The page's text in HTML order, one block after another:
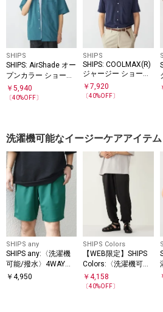
SHIPS
SHIPS: AirShade オー
プンカラー ショート
スリーブ シャツ
￥ 5,940
〔40%OFF〕
SHIPS
SHIPS: COOLMAX(R)
ジャージー ショート
スリーブ シャツ
￥7,920
〔40%OFF〕
洗濯機可能なイージーケアアイテム
SHIPS any
SHIPS any:〈洗濯機
可能/撥水〉4WAYス
トレッチ ロゴ カラー
￥ 4,950
SHIPS Colors
【WEB限定】SHIPS
Colors:〈洗濯機可
能〉サテン イージー
パンツ
￥4,158
〔40%OFF〕